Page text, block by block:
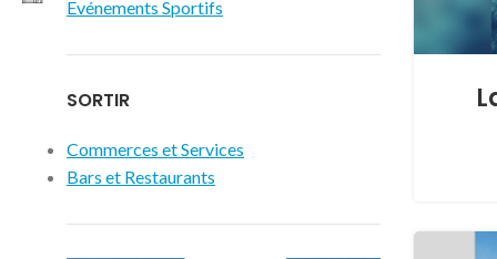
Evénements Sportifs
SORTIR
Commerces et Services
Bars et Restaurants